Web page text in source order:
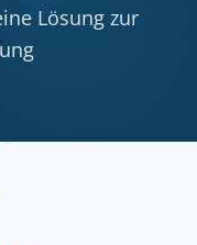
Lösung zur